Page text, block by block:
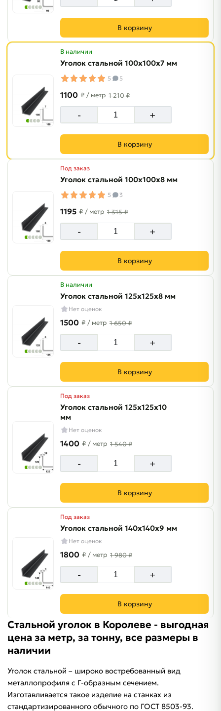
В корзину
В наличии
Уголок стальной 100х100х7 мм
5 5
1100 ₽ / метр 1 210 ₽
- +
В корзину
Под заказ
Уголок стальной 100х100х8 мм
5 3
1195 ₽ / метр 1 315 ₽
- +
В корзину
В наличии
Уголок стальной 125х125х8 мм
Нет оценок
1500 ₽ / метр 1 650 ₽
- +
В корзину
Под заказ
Уголок стальной 125х125х10
мм
Нет оценок
1400 ₽ / метр 1 540 ₽
- +
В корзину
Под заказ
Уголок стальной 140х140х9 мм
Нет оценок
1800 ₽ / метр 1 980 ₽
- +
В корзину
Стальной уголок в Королеве - выгодная
цена за метр, за тонну, все размеры в
наличии
Уголок стальной – широко востребованный вид
металлопрофиля с Г-образным сечением.
Изготавливается такое изделие на станках из
стандартизированного обычного по ГОСТ 8503-93.